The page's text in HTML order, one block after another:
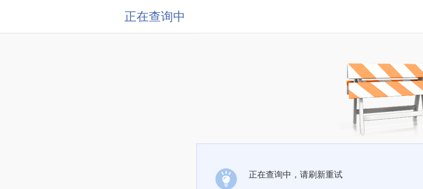
正在查询中
正在查询中，请刷新重试